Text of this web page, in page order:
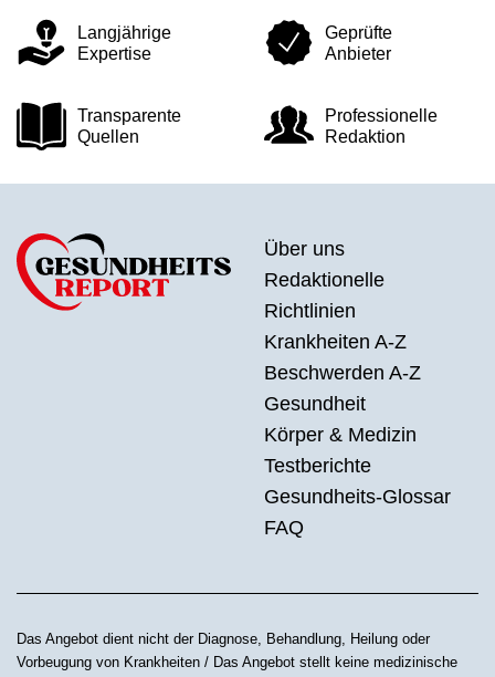
Langjährige
Expertise
Geprüfte
Anbieter
Transparente
Quellen
Professionelle
Redaktion
Über uns
Redaktionelle
Richtlinien
Krankheiten A-Z
Beschwerden A-Z
Gesundheit
Körper & Medizin
Testberichte
Gesundheits-Glossar
FAQ
Das Angebot dient nicht der Diagnose, Behandlung, Heilung oder
Vorbeugung von Krankheiten / Das Angebot stellt keine medizinische